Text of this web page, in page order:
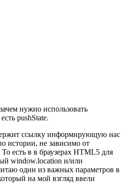
нужно использовать
pushState.
ссылку информирующую нас
истории, не зависимо от
То есть в в браузерах HTML5 для
window.location и/или
один из важных параметров в
на мой взгляд ввели